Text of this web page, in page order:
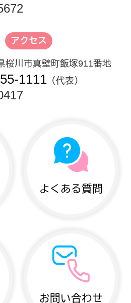
アクセス
桜川市真壁町飯塚911番地
1111 （代表）
よくある質問
お問い合わせ